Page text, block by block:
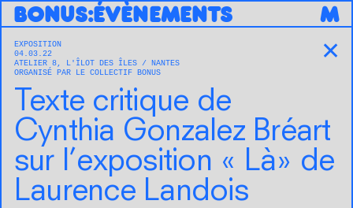
BONUS:ÉVÈNEMENTS M
✕
EXPOSITION
04.03.22
ATELIER 8, L'ÎLOT DES ÎLES
NANTES
ORGANISÉ PAR LE COLLECTIF BONUS
Texte critique de
Cynthia Gonzalez Bréart
sur l’exposition « Là» de
Laurence Landois